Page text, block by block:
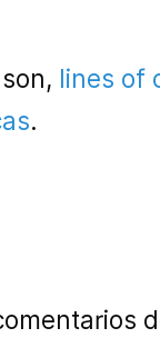
lines of
.